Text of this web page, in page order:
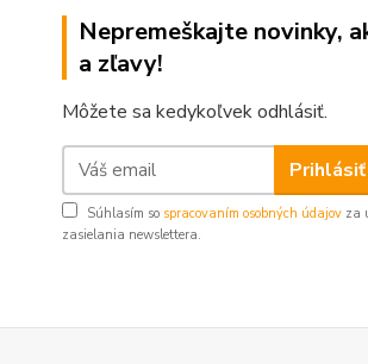
Nepremeškajte novinky,
a zľavy!
Môžete sa kedykoľvek odhlásiť.
Súhlasím so spracovaním osobných údajov za
zasielania newslettera.